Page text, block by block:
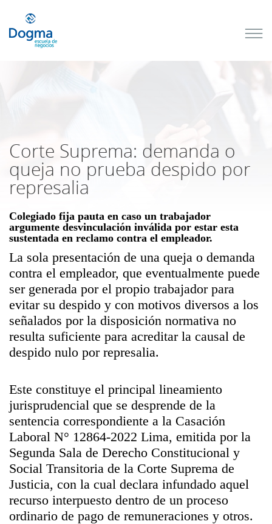
Corte Suprema: demanda o
queja no prueba despido por
represalia
Colegiado fija pauta en caso un trabajador
argumente desvinculación inválida por estar esta
sustentada en reclamo contra el empleador.
La sola presentación de una queja o demanda
contra el empleador, que eventualmente puede
ser generada por el propio trabajador para
evitar su despido y con motivos diversos a los
señalados por la disposición normativa no
resulta suficiente para acreditar la causal de
despido nulo por represalia.
Este constituye el principal lineamiento
jurisprudencial que se desprende de la
sentencia correspondiente a la Casación
Laboral N° 12864-2022 Lima, emitida por la
Segunda Sala de Derecho Constitucional y
Social Transitoria de la Corte Suprema de
Justicia, con la cual declara infundado aquel
recurso interpuesto dentro de un proceso
ordinario de pago de remuneraciones y otros.
próximos